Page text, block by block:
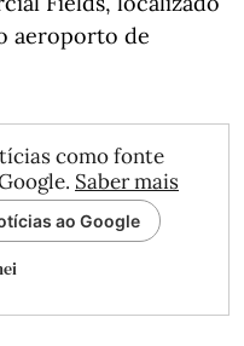
aeroporto de
como fonte
Saber mais
ao Google